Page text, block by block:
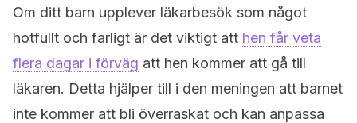
Om ditt barn upplever läkarbesök som något
hotfullt och farligt är det viktigt att hen får veta
flera dagar i förväg att hen kommer att gå till
läkaren. Detta hjälper till i den meningen att barnet
inte kommer att bli överraskat och kan anpassa